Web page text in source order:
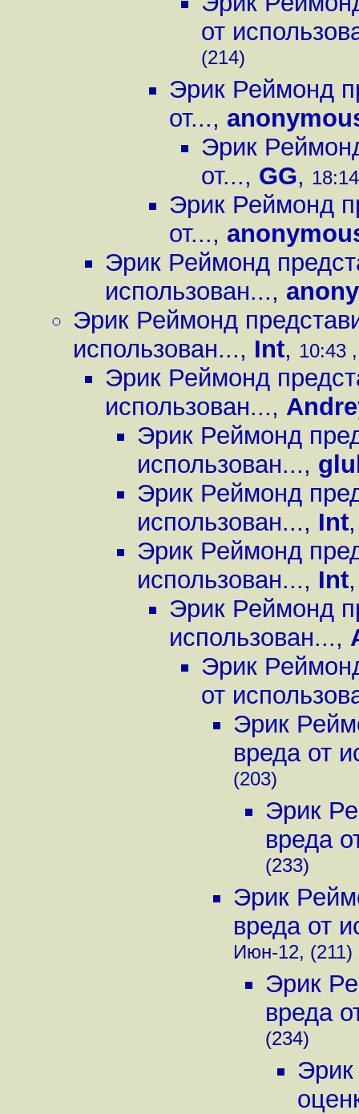
от
(214)
Эрик Реймонд
от...,
Эрик
от..., GG,
Эрик Реймонд
от...,
Эрик Реймонд
использован...,
Эрик Реймонд
использован..., Int, 10:43
Эрик Реймонд
использован...,
Эрик Реймонд
использован...,
Эрик Реймонд
использован..., Int
Эрик Реймонд
использован..., Int
Эрик Реймонд
использован...,
Эрик
от
Эрик
вреда от
(203)
Эрик
вреда
(233)
Эрик
вреда от
Июн-12, (211)
Эрик
вреда
(234)
Эрик